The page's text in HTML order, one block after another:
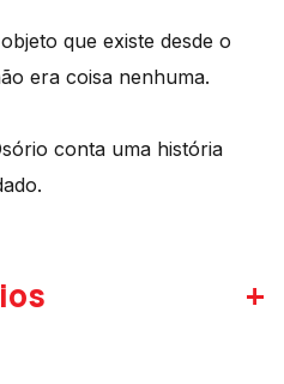
que existe desde o
era coisa nenhuma.
conta uma história
+